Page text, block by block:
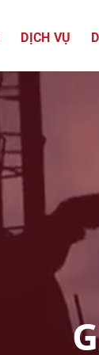
DỊCH VỤ